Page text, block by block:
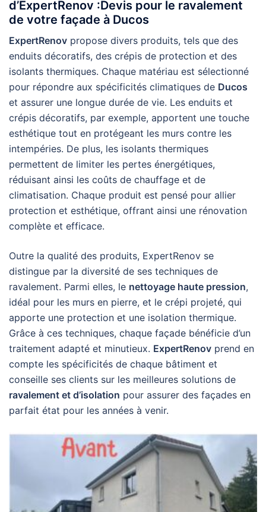
d’ExpertRenov :Devis pour le ravalement
de votre façade à Ducos
ExpertRenov propose divers produits, tels que des
enduits décoratifs, des crépis de protection et des
isolants thermiques. Chaque matériau est sélectionné
pour répondre aux spécificités climatiques de Ducos
et assurer une longue durée de vie. Les enduits et
crépis décoratifs, par exemple, apportent une touche
esthétique tout en protégeant les murs contre les
intempéries. De plus, les isolants thermiques
permettent de limiter les pertes énergétiques,
réduisant ainsi les coûts de chauffage et de
climatisation. Chaque produit est pensé pour allier
protection et esthétique, offrant ainsi une rénovation
complète et efficace.
Outre la qualité des produits, ExpertRenov se
distingue par la diversité de ses techniques de
ravalement. Parmi elles, le nettoyage haute pression,
idéal pour les murs en pierre, et le crépi projeté, qui
apporte une protection et une isolation thermique.
Grâce à ces techniques, chaque façade bénéficie d’un
traitement adapté et minutieux. ExpertRenov prend en
compte les spécificités de chaque bâtiment et
conseille ses clients sur les meilleures solutions de
ravalement et d’isolation pour assurer des façades en
parfait état pour les années à venir.